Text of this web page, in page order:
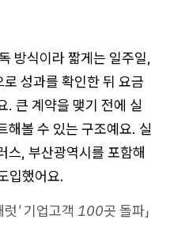
방식이라 짧게는 일주일,
성과를 확인한 뒤 요금
. 큰 계약을 맺기 전에 실
해볼 수 있는 구조예요. 실
스, 부산광역시를 포함해
입했어요.
' 기업고객 100곳 돌파」